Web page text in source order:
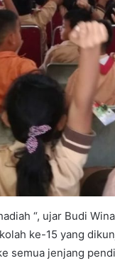
“, ujar Budi
ke-15 yang
semua jenjang